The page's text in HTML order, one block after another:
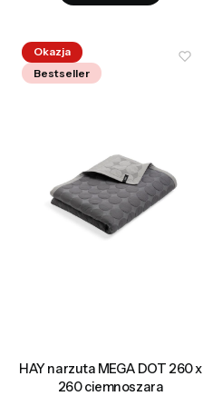
Okazja
Bestseller
HAY narzuta MEGA DOT 260 x
260 ciemnoszara